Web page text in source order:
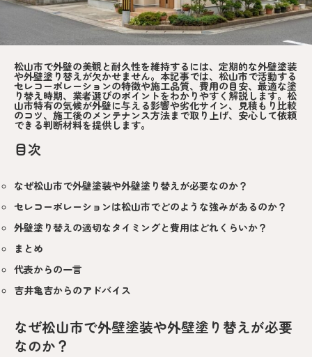
松山市で外壁の美観と耐久性を維持するには、定期的な外壁塗装
や外壁塗り替えが欠かせません。本記事では、松山市で活動する
セレコーポレーションの特徴や施工品質、費用の目安、最適な塗
り替え時期、業者選びのポイントをわかりやすく解説します。松
山市特有の気候が外壁に与える影響や劣化サイン、見積もり比較
のコツ、施工後のメンテナンス方法まで取り上げ、安心して依頼
できる判断材料を提供します。
目次
なぜ松山市で外壁塗装や外壁塗り替えが必要なのか？
セレコーポレーションは松山市でどのような強みがあるのか？
外壁塗り替えの適切なタイミングと費用はどれくらいか？
まとめ
代表からの一言
吉井亀吉からのアドバイス
なぜ松山市で外壁塗装や外壁塗り替えが必要
なのか？